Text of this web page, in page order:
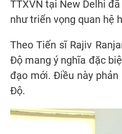
TTXVN tại New Delhi
như triển vọng quan hệ
Theo Tiến sĩ Rajiv
Độ mang ý nghĩa đặc
đạo mới. Điều này
Độ.